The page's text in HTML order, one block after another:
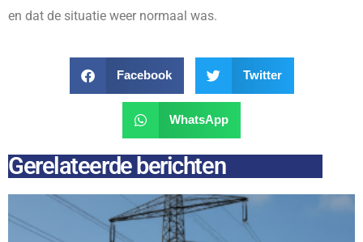
en dat de situatie weer normaal was.
Facebook Twitter
WhatsApp
Gerelateerde berichten